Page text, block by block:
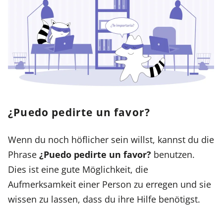
¿Puedo pedirte un favor?
Wenn du noch höflicher sein willst, kannst du die
Phrase ¿Puedo pedirte un favor? benutzen.
Dies ist eine gute Möglichkeit, die
Aufmerksamkeit einer Person zu erregen und sie
wissen zu lassen, dass du ihre Hilfe benötigst.